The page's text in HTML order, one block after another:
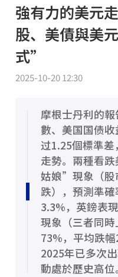
強有力的美元
股、美債與美
式”
2025-10-20 12:30
摩根士丹利的
數、美国国债
过1.25個標準
走勢。兩種看
姑娘”現象（股
跌），預測準
3.3%，英鎊表
現象（三者同
73%，平均跌幅
2025年已多次
動處於歷史高位。